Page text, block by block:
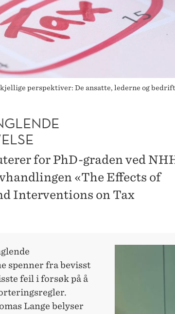
perspektiver: De ansatte, lederne og
for PhD-graden ved
«The Effects of
Interventions on Tax
spenner fra bevisst
feil i forsøk på å
Lange belyser